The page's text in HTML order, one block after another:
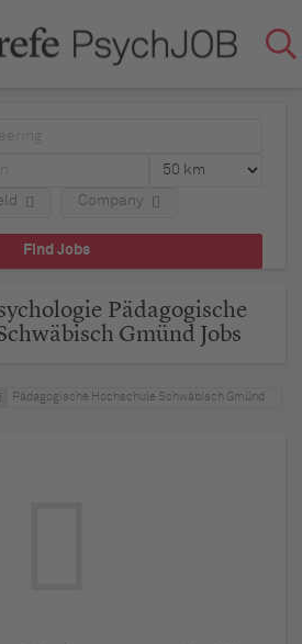
Company
Pädagogische
Gmünd Jobs
Pädagogische Hochschule Schwäbisch Gmünd